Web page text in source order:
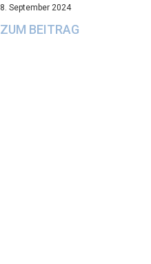
8. September 2024
ZUM BEITRAG